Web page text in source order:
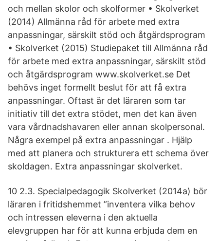
och mellan skolor och skolformer • Skolverket
(2014) Allmänna råd för arbete med extra
anpassningar, särskilt stöd och åtgärdsprogram
• Skolverket (2015) Studiepaket till Allmänna råd
för arbete med extra anpassningar, särskilt stöd
och åtgärdsprogram www.skolverket.se Det
behövs inget formellt beslut för att få extra
anpassningar. Oftast är det läraren som tar
initiativ till det extra stödet, men det kan även
vara vårdnadshavaren eller annan skolpersonal.
Några exempel på extra anpassningar . Hjälp
med att planera och strukturera ett schema över
skoldagen. Extra anpassningar skolverket.
10 2.3. Specialpedagogik Skolverket (2014a) bör
läraren i fritidshemmet ”inventera vilka behov
och intressen eleverna i den aktuella
elevgruppen har för att kunna erbjuda dem en